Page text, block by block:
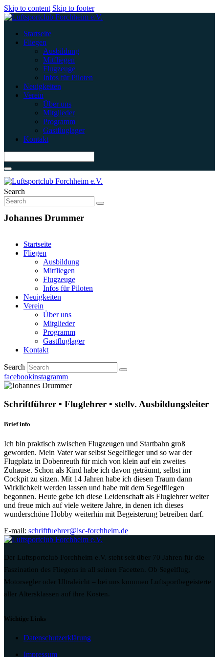
Skip to content Skip to footer
Startseite
Fliegen
Ausbildung
Mitfliegen
Flugzeuge
Infos für Piloten
Neuigkeiten
Verein
Über uns
Mitglieder
Programm
Gastfluglager
Kontakt
Search
Johannes Drummer
Startseite
Fliegen
Ausbildung
Mitfliegen
Flugzeuge
Infos für Piloten
Neuigkeiten
Verein
Über uns
Mitglieder
Programm
Gastfluglager
Kontakt
Search
facebookinstagramm
Schriftführer • Fluglehrer • stellv. Ausbildungsleiter
Brief info
Ich bin praktisch zwischen Flugzeugen und Startbahn groß
geworden. Mein Vater war selbst Segelflieger und so war der
Flugplatz in Dobenreuth für mich von klein auf ein zweites
Zuhause. Schon als Kind habe ich davon geträumt, selbst im
Cockpit zu sitzen. Mit 14 Jahren habe ich diesen Traum dann
Wirklichkeit werden lassen und habe mit dem Segelfliegen
begonnen. Heute gebe ich diese Leidenschaft als Fluglehrer weiter
und freue mich auf viele weitere Jahre, in denen ich dieses
wunderschöne Hobby weiterhin mit Begeisterung betreiben darf.
E-mail: schriftfuehrer@lsc-forchheim.de
Der Luftsportclub Forchheim e.V. steht seit über 70 Jahren für die
Faszination des Fliegens in all seinen Facetten. Ob Segelflug,
Motorsegler oder Ultraleicht – bei uns kommen Luftsportbegeisterte
aller Altersklassen auf ihre Kosten.
Wichtige Links
Datenschutzerklärung
Impressum